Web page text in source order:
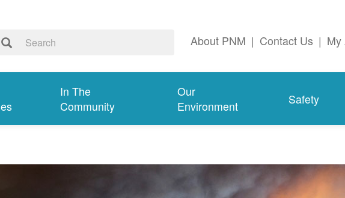
About PNM | Contact Us | My
In The
Community
Our
Environment
Safety